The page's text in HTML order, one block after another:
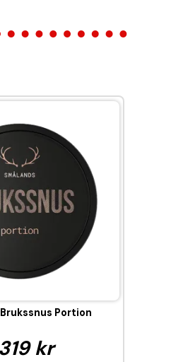
Portion
kr